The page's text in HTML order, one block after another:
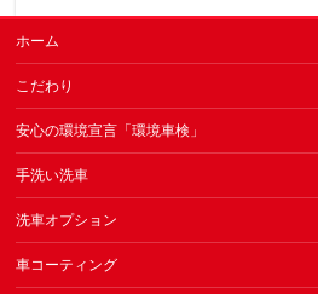
ホーム
こだわり
安心の環境宣言「環境車検」
手洗い洗車
洗車オプション
車コーティング